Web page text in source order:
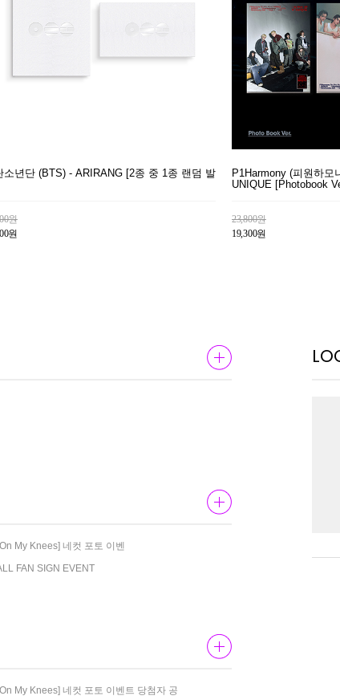
소년단 (BTS) - ARIRANG [2종 중 1종 랜덤 발
원
원
P1Harmony (피원하모
UNIQUE [Photobook
23,800원
19,300원
My Knees] 네컷 포토 이벤
FAN SIGN EVENT
My Knees] 네컷 포토 이벤트 당첨자 공